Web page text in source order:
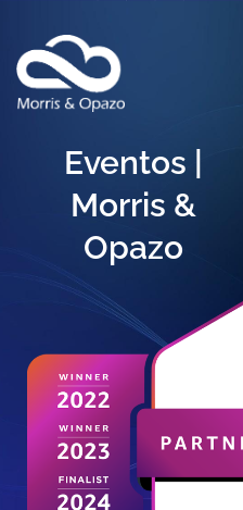
Eventos |
Morris &
Opazo​